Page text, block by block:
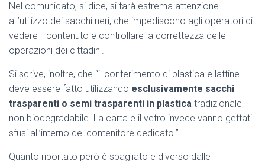
Nel comunicato, si dice, si farà estrema attenzione
all’utilizzo dei sacchi neri, che impediscono agli operatori di
vedere il contenuto e controllare la correttezza delle
operazioni dei cittadini.
Si scrive, inoltre, che “il conferimento di plastica e lattine
deve essere fatto utilizzando esclusivamente sacchi
trasparenti o semi trasparenti in plastica tradizionale
non biodegradabile. La carta e il vetro invece vanno gettati
sfusi all’interno del contenitore dedicato.”
Quanto riportato però è sbagliato e diverso dalle